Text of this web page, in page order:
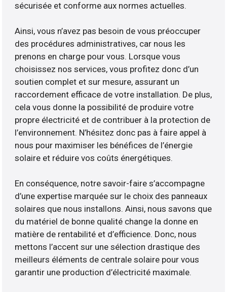
sécurisée et conforme aux normes actuelles.
Ainsi, vous n’avez pas besoin de vous préoccuper
des procédures administratives, car nous les
prenons en charge pour vous. Lorsque vous
choisissez nos services, vous profitez donc d’un
soutien complet et sur mesure, assurant un
raccordement efficace de votre installation. De plus,
cela vous donne la possibilité de produire votre
propre électricité et de contribuer à la protection de
l’environnement. N’hésitez donc pas à faire appel à
nous pour maximiser les bénéfices de l’énergie
solaire et réduire vos coûts énergétiques.
En conséquence, notre savoir-faire s’accompagne
d’une expertise marquée sur le choix des panneaux
solaires que nous installons. Ainsi, nous savons que
du matériel de bonne qualité change la donne en
matière de rentabilité et d’efficience. Donc, nous
mettons l’accent sur une sélection drastique des
meilleurs éléments de centrale solaire pour vous
garantir une production d’électricité maximale.